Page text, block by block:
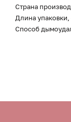
Страна
Длина упаковки,
Способ